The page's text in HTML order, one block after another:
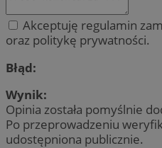
Akceptuję regulamin
oraz politykę prywatności.
Błąd:
Wynik:
Opinia została pomyślnie
Po przeprowadzeniu
udostępniona publicznie.